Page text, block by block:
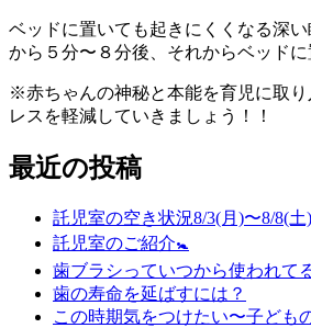
ベッドに置いても起きにくくなる深
から５分〜８分後、それからベッドに
※赤ちゃんの神秘と本能を育児に取り
レスを軽減していきましょう！！
最近の投稿
託児室の空き状況8/3(月)〜8/8(土
託児室のご紹介🚼
歯ブラシっていつから使われて
歯の寿命を延ばすには？
この時期気をつけたい〜子ども